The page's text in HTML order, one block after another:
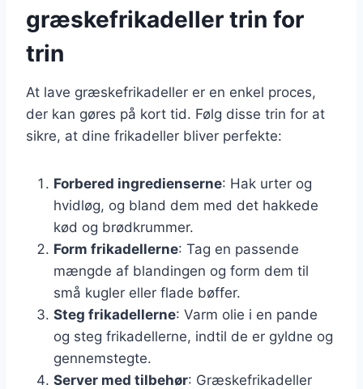
græskefrikadeller trin for
trin
At lave græskefrikadeller er en enkel proces,
der kan gøres på kort tid. Følg disse trin for at
sikre, at dine frikadeller bliver perfekte:
Forbered ingredienserne: Hak urter og
hvidløg, og bland dem med det hakkede
kød og brødkrummer.
Form frikadellerne: Tag en passende
mængde af blandingen og form dem til
små kugler eller flade bøffer.
Steg frikadellerne: Varm olie i en pande
og steg frikadellerne, indtil de er gyldne og
gennemstegte.
Server med tilbehør: Græskefrikadeller